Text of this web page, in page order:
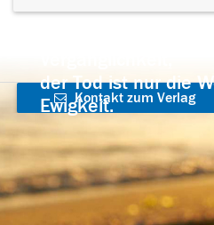
der Tod ist nur die
Ewigkeit.
Kontakt zum Verlag
aufnehmen